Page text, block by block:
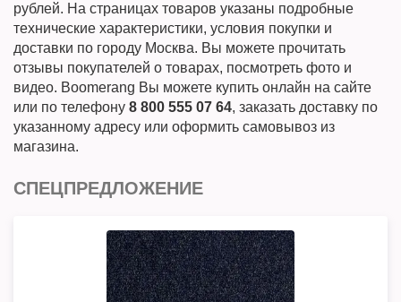
рублей. На страницах товаров указаны подробные
технические характеристики, условия покупки и
доставки по городу Москва. Вы можете прочитать
отзывы покупателей о товарах, посмотреть фото и
видео. Boomerang Вы можете купить онлайн на сайте
или по телефону 8 800 555 07 64, заказать доставку по
указанному адресу или оформить самовывоз из
магазина.
СПЕЦПРЕДЛОЖЕНИЕ